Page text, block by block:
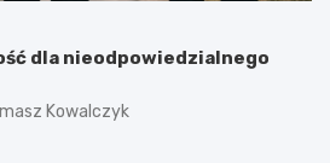
dla nieodpowiedzialnego
Kowalczyk